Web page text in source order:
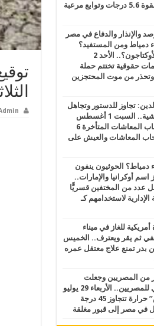
الثلاثاء29 ديسمبر. .
المدمر مع ساعات الفجر بقوة 5.6 درجات وتوابع مرعبة
والإنذار والدفاع في مصر
ميناء دمياط ومن المستفيد؟
إسرائيل أم إيران؟ وأين الأوكتاجون؟.. الأحد 2
8 منظمات حقوقية تختتم حملة
بـ13 مطلبا وتحذر من موت المحتجزين
تجاوز للدستور وتجاهل
للأزمات الاقتصادية والمعيشية.. السبت 1 أغسطس
2026.. أوضاع قاسية لأصحاب المعاشات المتأخرة 6
المعاشات والعيش على
الحوثيون ينفون
اسم أوكرانيا والإمارات..
31 يوليو 2026.. نقل عدد من المختفين قسريًّا
الإدارية لاستخدامهم كـ
للغاز في ميناء
ثم يقر ويعترف.. الخميس
إدارة سجن بدر تمنع علاج معتقل عمره
من المصريين وجعلت
مراسي للإماراتيين ومآسي للمصريين.. الأربعاء 29 يوليو
2026.. “حملة عايز أتنفس” حرارة تتجاوز 45 درجة